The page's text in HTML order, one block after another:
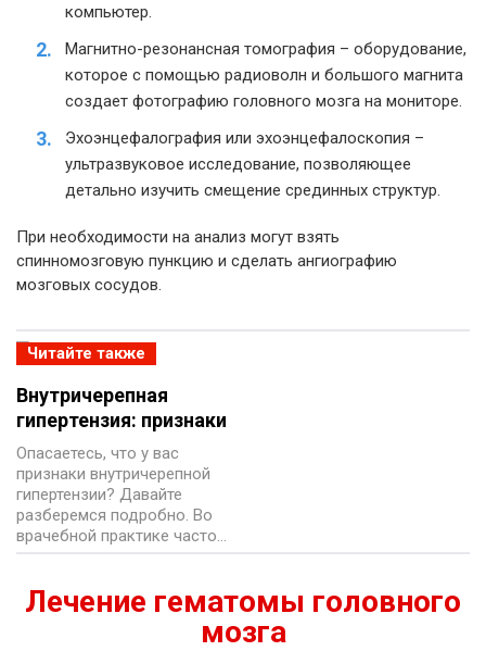
компьютер.
Магнитно-резонансная томография – оборудование,
которое с помощью радиоволн и большого магнита
создает фотографию головного мозга на мониторе.
Эхоэнцефалография или эхоэнцефалоскопия –
ультразвуковое исследование, позволяющее
детально изучить смещение срединных структур.
При необходимости на анализ могут взять
спинномозговую пункцию и сделать ангиографию
мозговых сосудов.
Читайте также
Внутричерепная
гипертензия: признаки
Опасаетесь, что у вас
признаки внутричерепной
гипертензии? Давайте
разберемся подробно. Во
врачебной практике часто…
Лечение гематомы головного
мозга